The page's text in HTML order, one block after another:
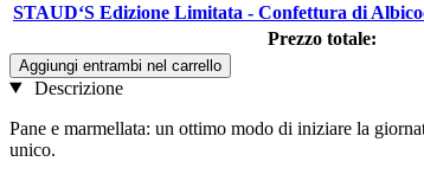
STAUD‘S Edizione Limitata - Confettura di
Prezzo totale:
Aggiungi entrambi nel carrello
Descrizione
Pane e marmellata: un ottimo modo di iniziare la
unico.